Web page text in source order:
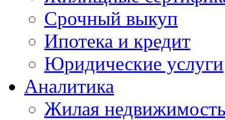
Срочный выкуп
Ипотека и кредит
Юридические услуги
Аналитика
Жилая